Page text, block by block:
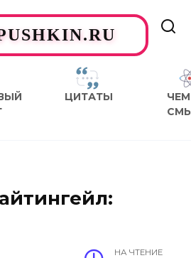
ЦИТАТЫ
ЧЕМ
НА ЧТЕНИЕ